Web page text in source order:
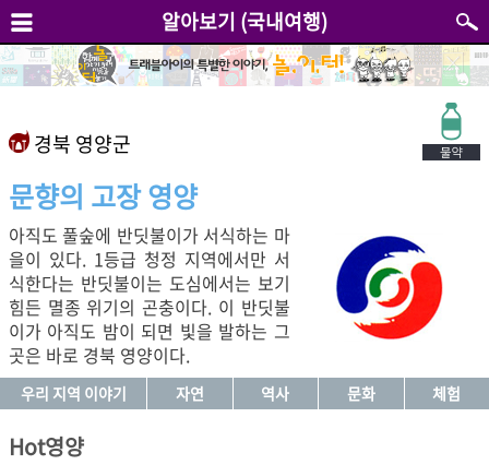
알아보기 (국내여행)
경북 영양군
문향의 고장 영양
아직도 풀숲에 반딧불이가 서식하는 마
을이 있다. 1등급 청정 지역에서만 서
식한다는 반딧불이는 도심에서는 보기
힘든 멸종 위기의 곤충이다. 이 반딧불
이가 아직도 밤이 되면 빛을 발하는 그
곳은 바로 경북 영양이다.
우리 지역 이야기 자연 역사 문화 체험
Hot영양